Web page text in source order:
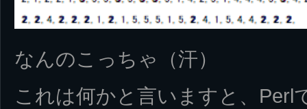
なんのこっちゃ（汗）
これは何かと言いますと、Perl